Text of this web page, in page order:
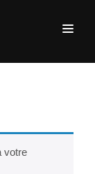
votre